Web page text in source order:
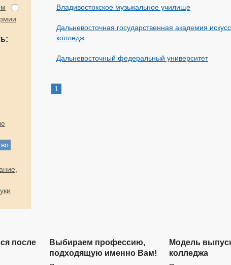
Владивостокское музыкальное училище
Дальневосточная государственная академия
колледж
Дальневосточный федеральный университет
1
после
Выбираем профессию,
подходящую именно Вам!
Модель
колледжа